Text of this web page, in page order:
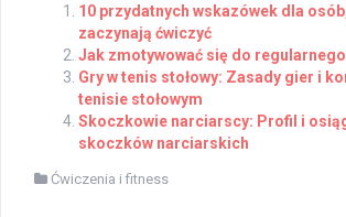
10 przydatnych wskazówek dla
zaczynają ćwiczyć
Jak zmotywować się do
Gry w tenis stołowy: Zasady gier i
tenisie stołowym
Skoczkowie narciarscy: Profil i
skoczków narciarskich
Ćwiczenia i fitness